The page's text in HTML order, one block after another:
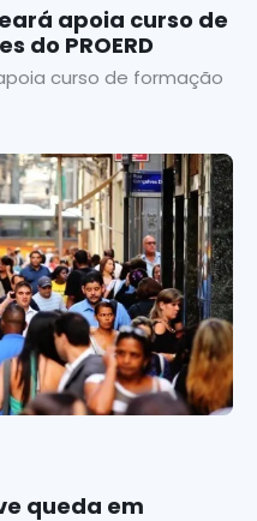
apoia curso de
do PROERD
curso de formação
queda em